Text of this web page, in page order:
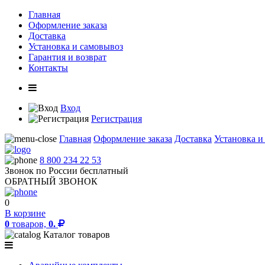
Главная
Оформление заказа
Доставка
Установка и самовывоз
Гарантия и возврат
Контакты
Вход
Регистрация
Главная Оформление заказа Доставка Установка
8 800 234 22 53
Звонок по России бесплатный
ОБРАТНЫЙ ЗВОНОК
0
В корзине
0 товаров, 0.
Каталог товаров